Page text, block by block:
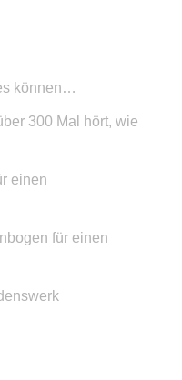
können…
300 Mal hört, wie
einen
für einen